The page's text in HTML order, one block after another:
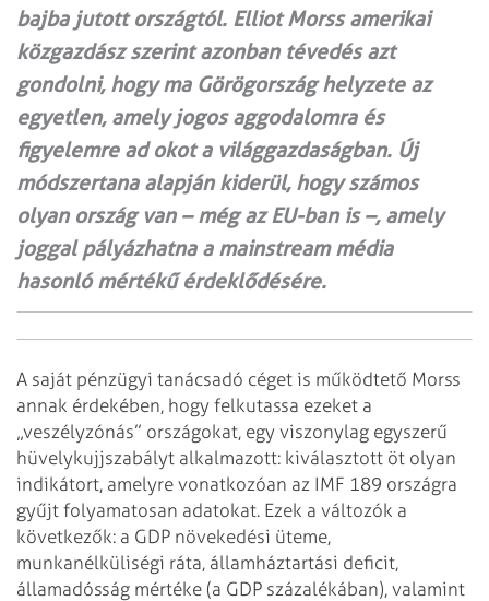
bajba jutott országtól. Elliot Morss amerikai
közgazdász szerint azonban tévedés azt
gondolni, hogy ma Görögország helyzete az
egyetlen, amely jogos aggodalomra és
figyelemre ad okot a világgazdaságban. Új
módszertana alapján kiderül, hogy számos
olyan ország van – még az EU-ban is –, amely
joggal pályázhatna a mainstream média
hasonló mértékű érdeklődésére.
A saját pénzügyi tanács­adó céget is működtető Morss
annak érdekében, hogy felkutassa ezeket a
„veszélyzónás” országokat, egy viszonylag egyszerű
hüvelykujjszabályt alkalmazott: kiválasztott öt olyan
indikátort, amelyre vonatkozóan az IMF 189 országra
gyűjt folyamatosan adatokat. Ezek a változók a
következők: a GDP növekedési üteme,
munkanélküliségi ráta, államháztartási deficit,
államadósság mértéke (a GDP százalékában), valamint